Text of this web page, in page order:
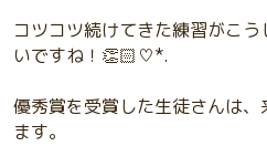
コツコツ続けてきた練習がこ
いですね！👏🏻♡*.
優秀賞を受賞した生徒さんは
ます。